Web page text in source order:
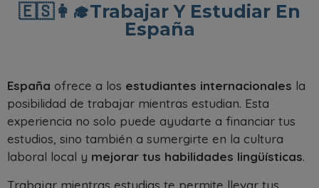
🇪🇸👩‍🎓Trabajar Y Estudiar En
España
España ofrece a los estudiantes internacionales la
posibilidad de trabajar mientras estudian. Esta
experiencia no solo puede ayudarte a financiar tus
estudios, sino también a sumergirte en la cultura
laboral local y mejorar tus habilidades lingüísticas.
Trabajar mientras estudias te permite llevar tus